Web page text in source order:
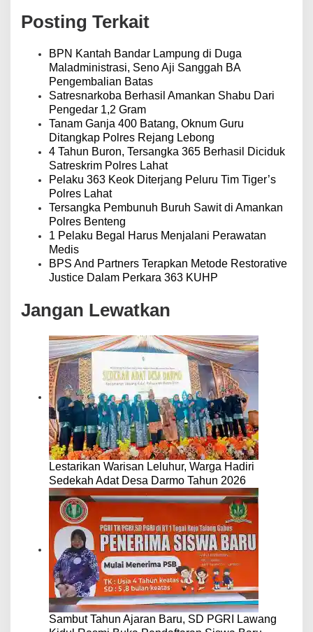
a
s
Posting Terkait
BPN Kantah Bandar Lampung di Duga
Maladministrasi, Seno Aji Sanggah BA
Pengembalian Batas
Satresnarkoba Berhasil Amankan Shabu Dari
Pengedar 1,2 Gram
Tanam Ganja 400 Batang, Oknum Guru
Ditangkap Polres Rejang Lebong
4 Tahun Buron, Tersangka 365 Berhasil Diciduk
Satreskrim Polres Lahat
Pelaku 363 Keok Diterjang Peluru Tim Tiger’s
Polres Lahat
Tersangka Pembunuh Buruh Sawit di Amankan
Polres Benteng
1 Pelaku Begal Harus Menjalani Perawatan
Medis
BPS And Partners Terapkan Metode Restorative
Justice Dalam Perkara 363 KUHP
Jangan Lewatkan
Lestarikan Warisan Leluhur, Warga Hadiri
Sedekah Adat Desa Darmo Tahun 2026
Sambut Tahun Ajaran Baru, SD PGRI Lawang